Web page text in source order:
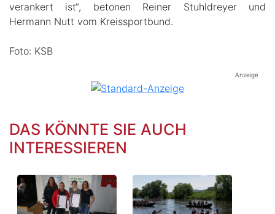
verankert ist“, betonen Reiner Stuhldreyer und
Hermann Nutt vom Kreissportbund.
Foto: KSB
Anzeige
DAS KÖNNTE SIE AUCH
INTERESSIEREN